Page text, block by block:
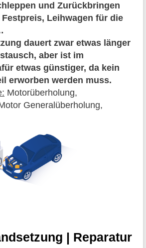
und Zurückbringen
Leihwagen für die
dauert zwar etwas länger
aber ist im
etwas günstiger, da kein
erworben werden muss.
Motorüberholung,
Generalüberholung,
| Reparatur